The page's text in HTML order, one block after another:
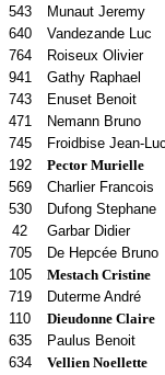
543
Munaut Jeremy
640
Vandezande Luc
764
Roiseux Olivier
941
Gathy Raphael
743
Enuset Benoit
471
Nemann Bruno
745
Froidbise Jean-
192
Pector Murielle
569
Charlier Francois
530
Dufong Stephane
42
Garbar Didier
705
De Hepcée Bruno
105
Mestach Cristine
719
Duterme André
110
Dieudonne Claire
635
Paulus Benoit
634
Vellien Noellette